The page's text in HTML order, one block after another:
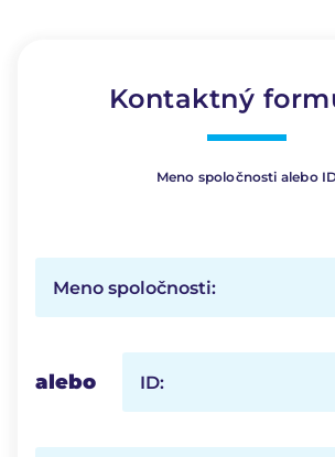
Kontaktný
Meno spoločnosti alebo
Meno spoločnosti:
alebo ID: